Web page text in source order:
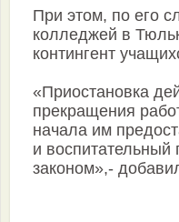
При этом, по его
колледжей в
контингент
«Приостановка
прекращения
начала им
и воспитательный
законом»,-